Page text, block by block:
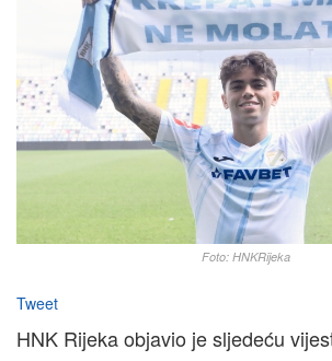
Foto: HNKRijeka
Tweet
HNK Rijeka objavio je sljedeću